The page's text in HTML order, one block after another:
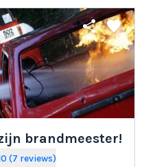
share favorite
zijn brandmeester!
8.0/10 (7 reviews)